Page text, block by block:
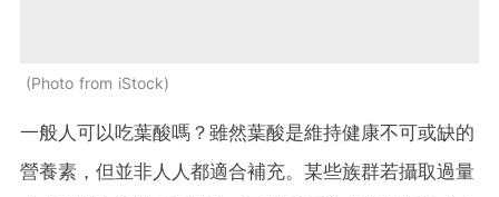
Photo from iStock
一般人可以吃葉酸嗎？雖然葉酸是維持健康不可或缺的
營養素，但並非人人都適合補充。某些族群若攝取過量